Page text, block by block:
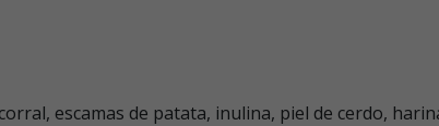
escamas de patata, inulina, piel de cerdo,